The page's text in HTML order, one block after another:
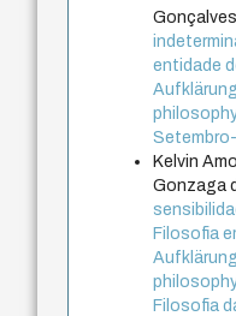
entidade
Kelvin
Gonzaga
Filosofia
Filosofia